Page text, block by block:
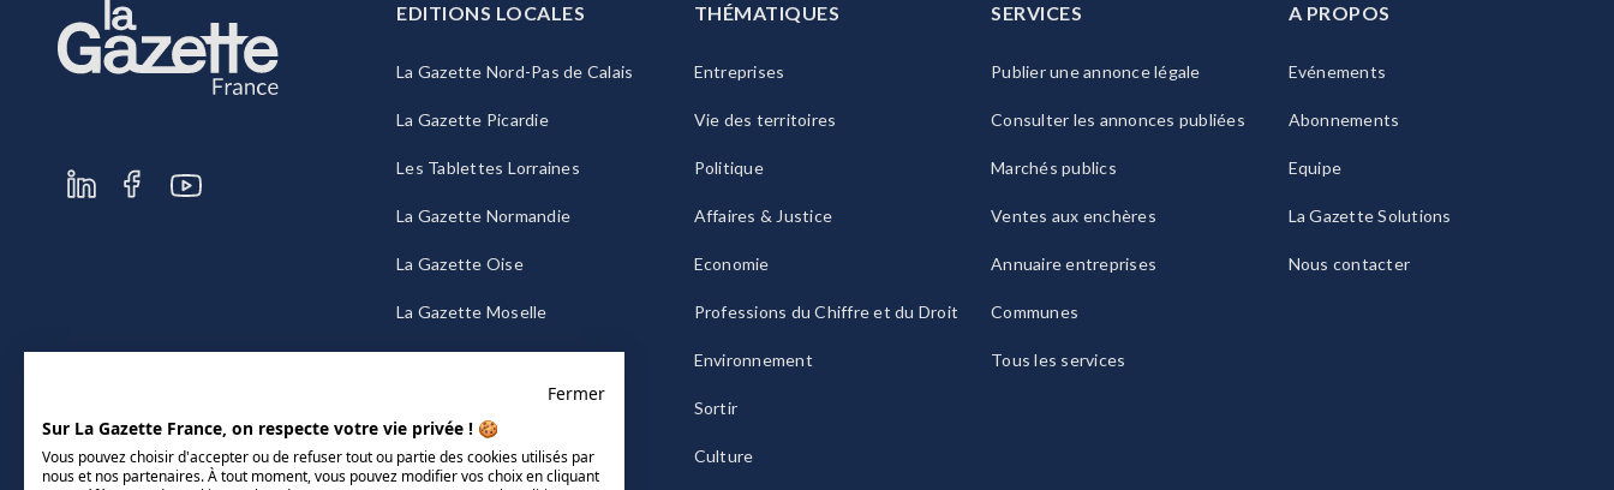
EDITIONS LOCALES
La Gazette Nord-Pas de Calais
La Gazette Picardie
Les Tablettes Lorraines
La Gazette Normandie
La Gazette Oise
La Gazette Moselle
THÉMATIQUES
Entreprises
Vie des territoires
Politique
Affaires & Justice
Economie
Professions du Chiffre et du Droit
Environnement
Sortir
Culture
SERVICES
Publier une annonce légale
Consulter les annonces publiées
Marchés publics
Ventes aux enchères
Annuaire entreprises
Communes
Tous les services
A PROPOS
Evénements
Abonnements
Equipe
La Gazette Solutions
Nous contacter
Fermer
Sur La Gazette France, on respecte votre vie privée ! 🍪
Vous pouvez choisir d'accepter ou de refuser tout ou partie des cookies utilisés par
nous et nos partenaires. À tout moment, vous pouvez modifier vos choix en cliquant